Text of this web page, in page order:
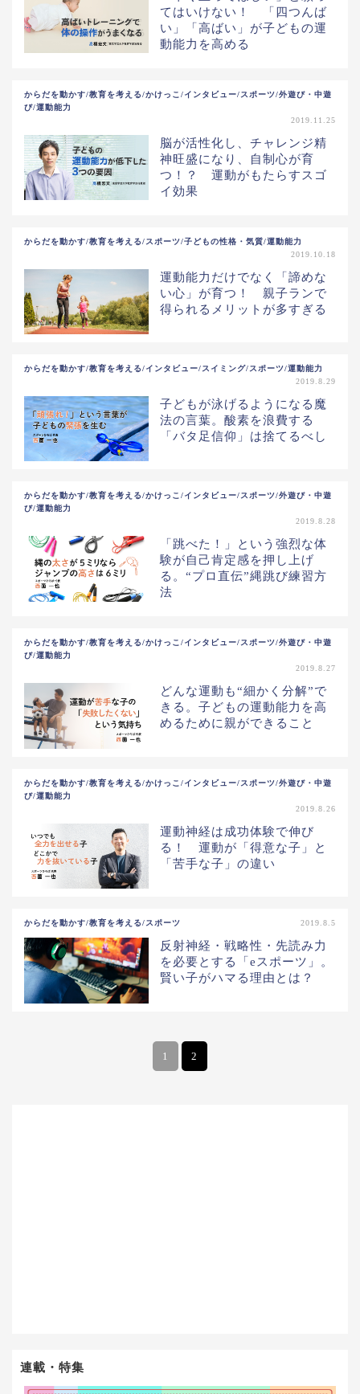
てはいけない！ 「四つんば
い」「高ばい」が子どもの運
動能力を高める
からだを動かす/教育を考える/かけっこ/インタビュー/スポーツ/外遊び・中遊
び/運動能力
2019.11.25
脳が活性化し、チャレンジ精
神旺盛になり、自制心が育
つ！？ 運動がもたらすスゴ
イ効果
からだを動かす/教育を考える/スポーツ/子どもの性格・気質/運動能力
2019.10.18
運動能力だけでなく「諦めな
い心」が育つ！ 親子ランで
得られるメリットが多すぎる
からだを動かす/教育を考える/インタビュー/スイミング/スポーツ/運動能力
2019.8.29
子どもが泳げるようになる魔
法の言葉。酸素を浪費する
「バタ足信仰」は捨てるべし
からだを動かす/教育を考える/かけっこ/インタビュー/スポーツ/外遊び・中遊
び/運動能力
2019.8.28
「跳べた！」という強烈な体
験が自己肯定感を押し上げ
る。“プロ直伝”縄跳び練習方
法
からだを動かす/教育を考える/かけっこ/インタビュー/スポーツ/外遊び・中遊
び/運動能力
2019.8.27
どんな運動も“細かく分解”で
きる。子どもの運動能力を高
めるために親ができること
からだを動かす/教育を考える/かけっこ/インタビュー/スポーツ/外遊び・中遊
び/運動能力
2019.8.26
運動神経は成功体験で伸び
る！ 運動が「得意な子」と
「苦手な子」の違い
からだを動かす/教育を考える/スポーツ 2019.8.5
反射神経・戦略性・先読み力
を必要とする「eスポーツ」。
賢い子がハマる理由とは？
1 2
連載・特集